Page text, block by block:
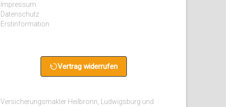
Impressum
Datenschutz
Erstinformation
Vertrag widerrufen
Versicherungsmakler Heilbronn, Ludwigsburg und